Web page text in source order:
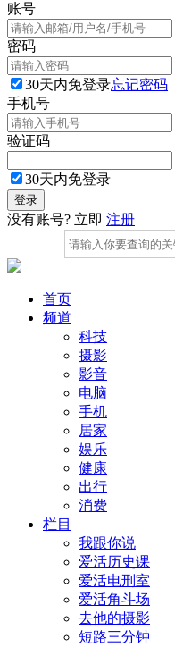
账号
密码
30天内免登录忘记密码
手机号
验证码
30天内免登录
没有账号? 立即 注册
首页
频道
科技
摄影
影音
电脑
手机
居家
娱乐
健康
出行
消费
栏目
我跟你说
爱活历史课
爱活电刑室
爱活角斗场
去他的摄影
短路三分钟